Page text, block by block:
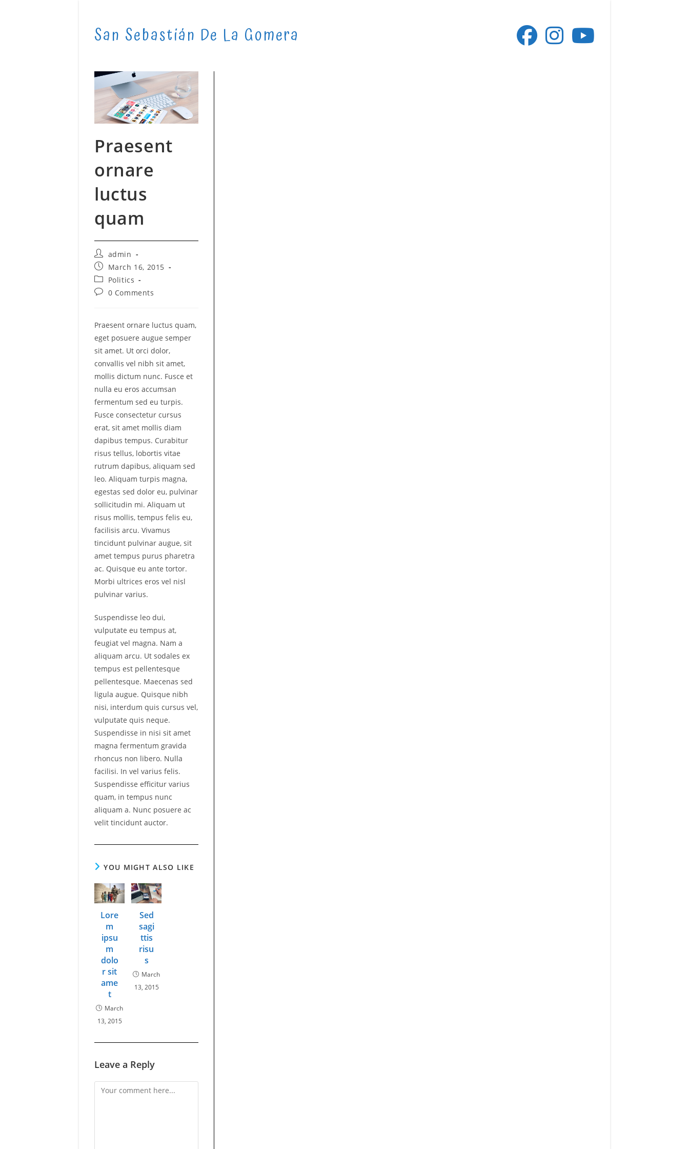
San Sebastián De La Gomera
Praesent
ornare
luctus
quam
Post
author:
admin
Post
published:
March 16, 2015
Post
category:
Politics
Post0 Comments
Praesent ornare luctus quam,
eget posuere augue semper
sit amet. Ut orci dolor,
convallis vel nibh sit amet,
mollis dictum nunc. Fusce et
nulla eu eros accumsan
fermentum sed eu turpis.
Fusce consectetur cursus
erat, sit amet mollis diam
dapibus tempus. Curabitur
risus tellus, lobortis vitae
rutrum dapibus, aliquam sed
leo. Aliquam turpis magna,
egestas sed dolor eu, pulvinar
sollicitudin mi. Aliquam ut
risus mollis, tempus felis eu,
facilisis arcu. Vivamus
tincidunt pulvinar augue, sit
amet tempus purus pharetra
ac. Quisque eu ante tortor.
Morbi ultrices eros vel nisl
pulvinar varius.
Suspendisse leo dui,
vulputate eu tempus at,
feugiat vel magna. Nam a
aliquam arcu. Ut sodales ex
tempus est pellentesque
pellentesque. Maecenas sed
ligula augue. Quisque nibh
nisi, interdum quis cursus vel,
vulputate quis neque.
Suspendisse in nisi sit amet
magna fermentum gravida
rhoncus non libero. Nulla
facilisi. In vel varius felis.
Suspendisse efficitur varius
quam, in tempus nunc
aliquam a. Nunc posuere ac
velit tincidunt auctor.
YOU MIGHT ALSO LIKE
Lore
m
ipsu
m
dolo
r sit
ame
t
March
13, 2015
Sed
sagi
ttis
risu
s
March
13, 2015
Leave a Reply
Comment